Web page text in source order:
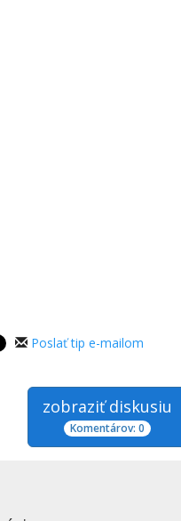
Poslať tip e-mailom
zobraziť diskusiu
Komentárov: 0